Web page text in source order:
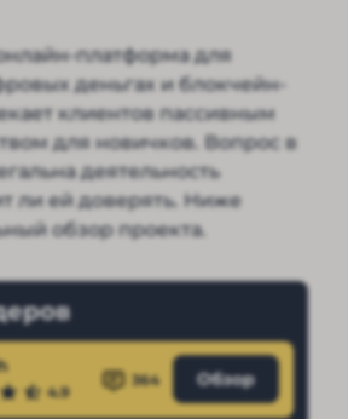
платформа для
деньгах и блокчейн-
клиентов пассивным
для новичков. Вопрос в
деятельность
ли ей доверять. Ниже
обзор проекта.
4.9
364 Обзор